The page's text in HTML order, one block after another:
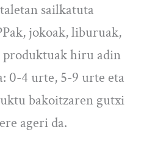
sailkatuta
jokoak, liburuak,
hiru adin
0-4 urte, 5-9 urte eta
bakoitzaren gutxi
ageri da.